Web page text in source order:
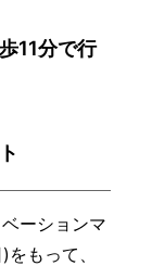
11分で行
ーションマ
もって、